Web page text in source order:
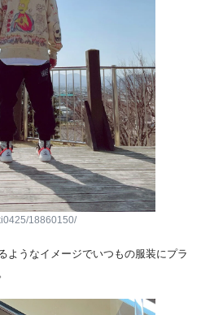
18860150/
ようなイメージでいつもの服装にプラ